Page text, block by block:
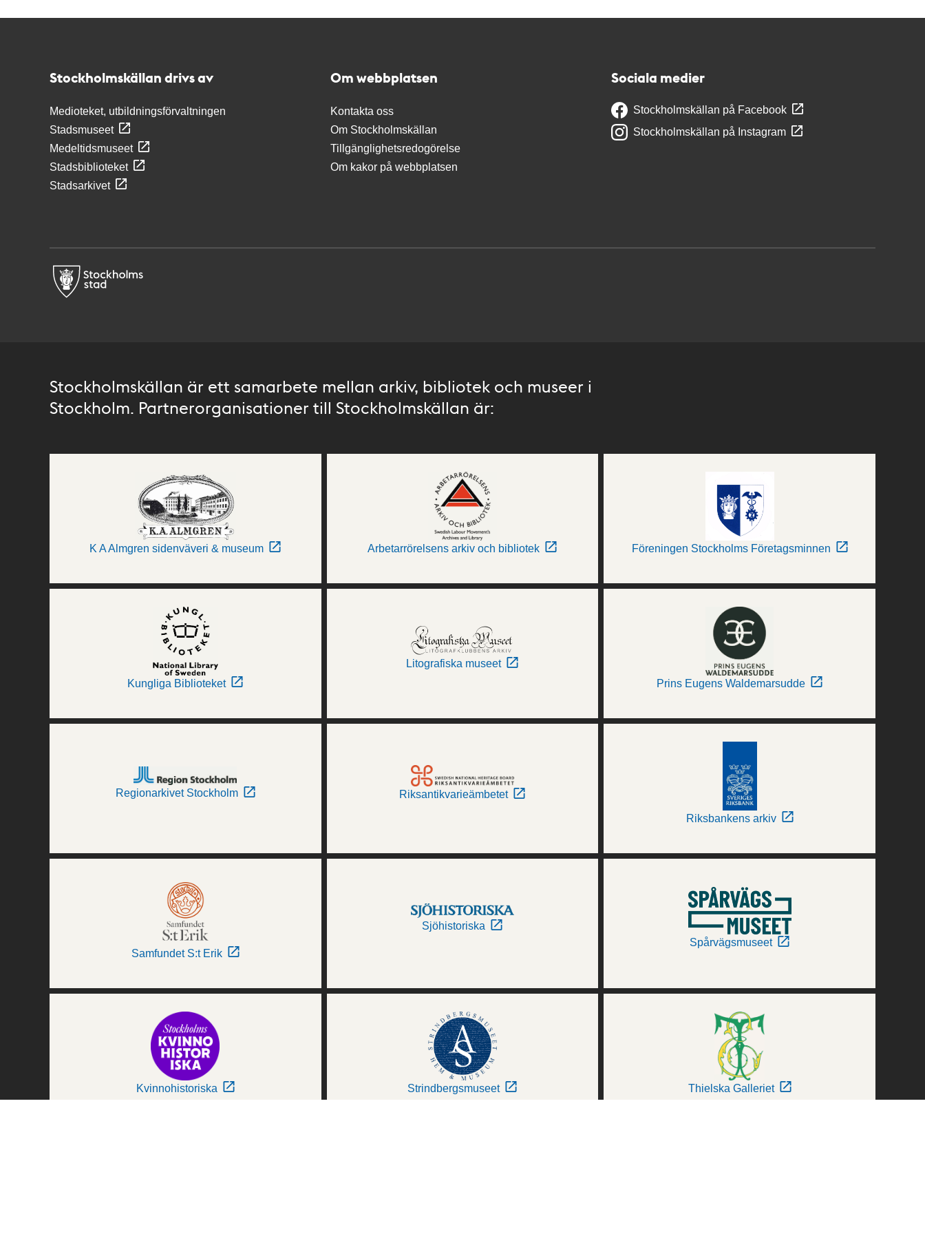
Stockholmskällan drivs av
Medioteket, utbildningsförvaltningen
Stadsmuseet
Medeltidsmuseet
Stadsbiblioteket
Stadsarkivet
Om webbplatsen
Kontakta oss
Om Stockholmskällan
Tillgänglighetsredogörelse
Om kakor på webbplatsen
Sociala medier
Stockholmskällan på Facebook
Stockholmskällan på Instagram
Stockholmskällan är ett samarbete mellan arkiv, bibliotek och museer i
Stockholm. Partnerorganisationer till Stockholmskällan är:
K A Almgren sidenväveri & museum Arbetarrörelsens arkiv och bibliotek Föreningen Stockholms Företagsminnen
Kungliga Biblioteket
Litografiska museet
Prins Eugens Waldemarsudde
Regionarkivet Stockholm Riksantikvarieämbetet
Riksbankens arkiv
Samfundet S:t Erik
Sjöhistoriska
Spårvägsmuseet
Kvinnohistoriska Strindbergsmuseet Thielska Galleriet